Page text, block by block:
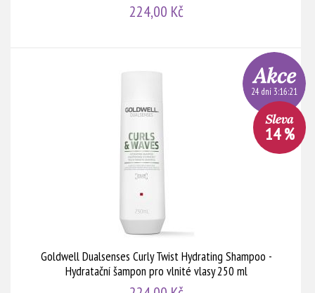
224,00 Kč
Goldwell Dualsenses Curly Twist Hydrating Shampoo -
Hydratační šampon pro vlnité vlasy 250 ml
24 dní 3:16:20
14 %